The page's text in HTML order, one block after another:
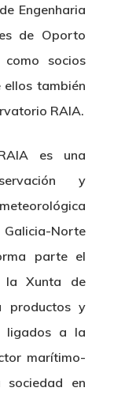
Engenharia
de Oporto
como socios
también
RAIA.
es una
y
Galicia-Norte
parte el
la Xunta de
productos y
ligados a la
marítimo-
en
Manual De Identidad
Corporativa
Logo CETMAR
De
De Noticias